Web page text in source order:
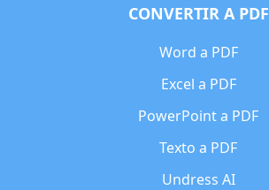
CONVERTIR A PDF
Word a PDF
Excel a PDF
PowerPoint a PDF
Texto a PDF
Undress AI